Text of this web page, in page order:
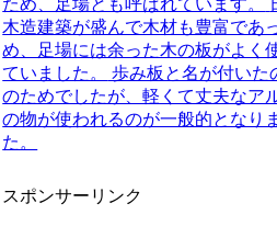
木造建築が盛んで木材も豊富であ
め、足場には余った木の板がよく
ていました。
歩み板と名が付いた
のためでしたが、軽くて丈夫なア
の物が使われるのが一般的となり
た。
スポンサーリンク